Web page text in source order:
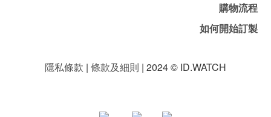
購物流程
如何開始訂製
隱私條款 | 條款及細則 | 2024 © ID.WATCH